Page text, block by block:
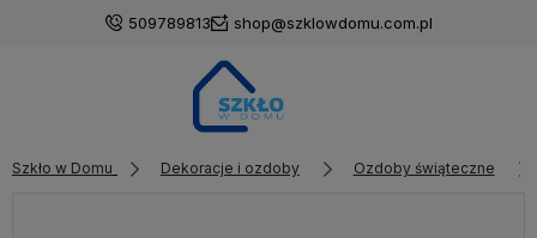
509789813 shop@szklowdomu.com.pl
Szkło w Domu Dekoracje i ozdoby Ozdoby świąteczne